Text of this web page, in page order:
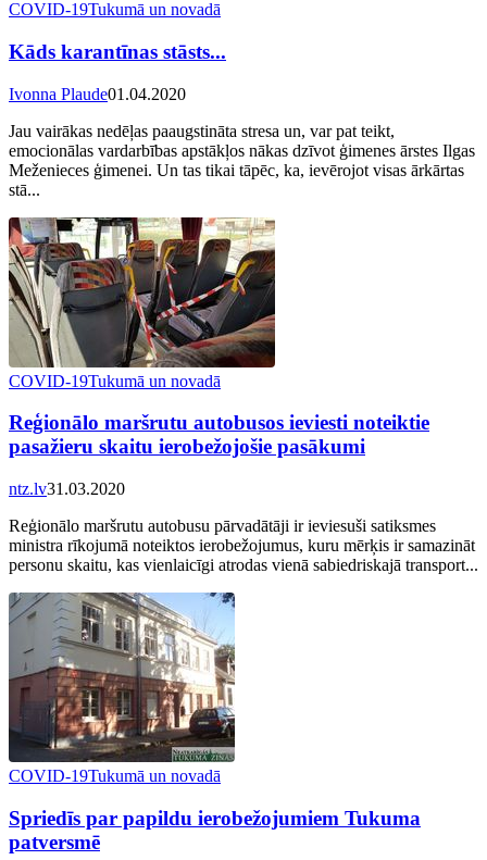
COVID-19Tukumā un novadā
Kāds karantīnas stāsts...
Ivonna Plaude01.04.2020
Jau vairākas nedēļas paaugstināta stresa un, var pat teikt,
emocionālas vardarbības apstākļos nākas dzīvot ģimenes ārstes Ilgas
Meženieces ģimenei. Un tas tikai tāpēc, ka, ievērojot visas ārkārtas
stā...
COVID-19Tukumā un novadā
Reģionālo maršrutu autobusos ieviesti noteiktie
pasažieru skaitu ierobežojošie pasākumi
ntz.lv31.03.2020
Reģionālo maršrutu autobusu pārvadātāji ir ieviesuši satiksmes
ministra rīkojumā noteiktos ierobežojumus, kuru mērķis ir samazināt
personu skaitu, kas vienlaicīgi atrodas vienā sabiedriskajā transport...
COVID-19Tukumā un novadā
Spriedīs par papildu ierobežojumiem Tukuma
patversmē